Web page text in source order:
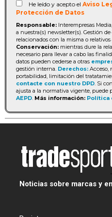
He leído y acepto el Aviso
Protección de Datos
Responsable: Interempresas
a nuestra(s) newsletter(s). Gestión
relacionados con la misma o
Conservación: mientras dure la
necesario para llevar a cabo las
datos pueden cederse a otras
gestión interna. Derechos: Acceso,
portabilidad, limitación del
contacte con nuestro DPD. Si
ajusta a la normativa vigente, puede
AEPD. Más información: Política
Noticias sobre marcas y